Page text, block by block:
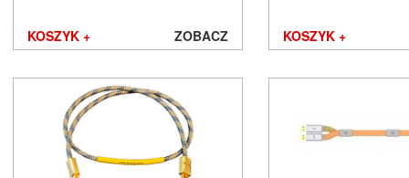
KOSZYK + ZOBACZ KOSZYK +